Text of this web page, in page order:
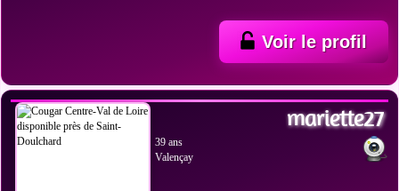
Voir le profil
VOIR LES PHOTOS
mariette27
39 ans
Valençay